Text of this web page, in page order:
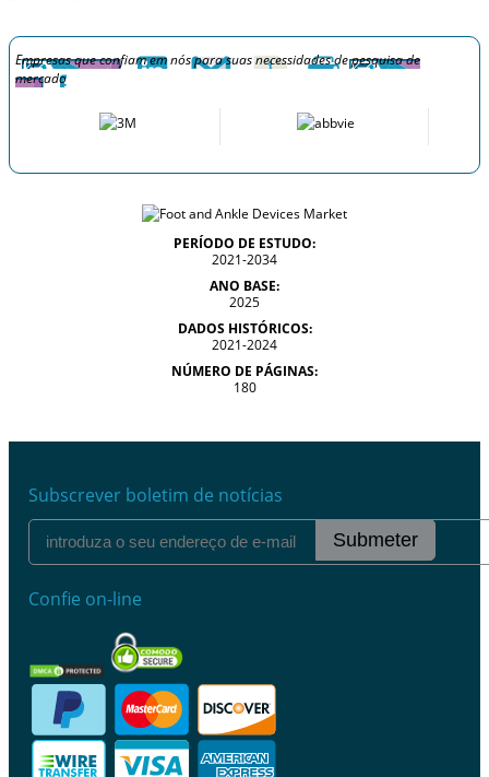
Empresas que confiam em nós para suas necessidades de pesquisa de
mercado
PERÍODO DE ESTUDO:
2021-2034
ANO BASE:
2025
DADOS HISTÓRICOS:
2021-2024
NÚMERO DE PÁGINAS:
180
Subscrever boletim de notícias
Submeter
Confie on-line